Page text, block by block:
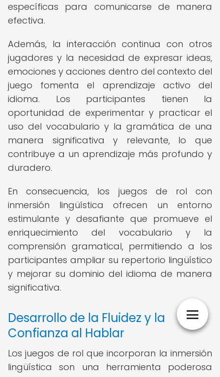
específicas para comunicarse de manera
efectiva.
Además, la interacción continua con otros
jugadores y la necesidad de expresar ideas,
emociones y acciones dentro del contexto del
juego fomenta el aprendizaje activo del
idioma. Los participantes tienen la
oportunidad de experimentar y practicar el
uso del vocabulario y la gramática de una
manera significativa y relevante, lo que
contribuye a un aprendizaje más profundo y
duradero.
En consecuencia, los juegos de rol con
inmersión lingüística ofrecen un entorno
estimulante y desafiante que promueve el
enriquecimiento del vocabulario y la
comprensión gramatical, permitiendo a los
participantes ampliar su repertorio lingüístico
y mejorar su dominio del idioma de manera
significativa.
Desarrollo de la Fluidez y la
Confianza al Hablar
Los juegos de rol que incorporan la inmersión
lingüística son una herramienta poderosa